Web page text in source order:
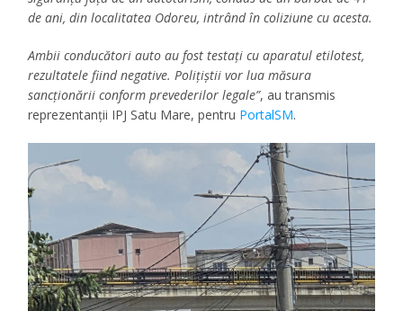
de ani, din localitatea Odoreu, intrând în coliziune cu acesta.
Ambii conducători auto au fost testați cu aparatul etilotest,
rezultatele fiind negative. Polițiștii vor lua măsura
sancționării conform prevederilor legale”, au transmis
reprezentanții IPJ Satu Mare, pentru PortalSM.